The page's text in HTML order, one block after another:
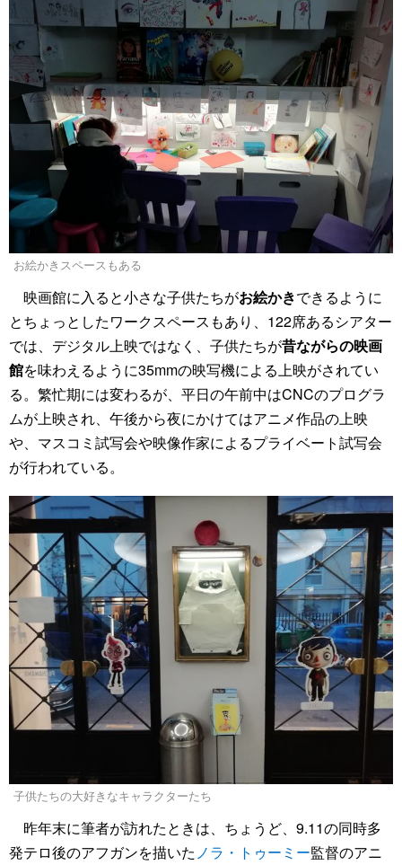
お絵かきスペースもある
映画館に入ると小さな子供たちがお絵かきできるように
とちょっとしたワークスペースもあり、122席あるシアター
では、デジタル上映ではなく、子供たちが昔ながらの映画
館を味わえるように35mmの映写機による上映がされてい
る。繁忙期には変わるが、平日の午前中はCNCのプログラ
ムが上映され、午後から夜にかけてはアニメ作品の上映
や、マスコミ試写会や映像作家によるプライベート試写会
が行われている。
子供たちの大好きなキャラクターたち
昨年末に筆者が訪れたときは、ちょうど、9.11の同時多
発テロ後のアフガンを描いた ノラ・トゥーミー監督のアニ